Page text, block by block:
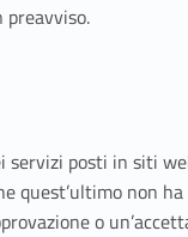
posti in siti
quest’ultimo non
o